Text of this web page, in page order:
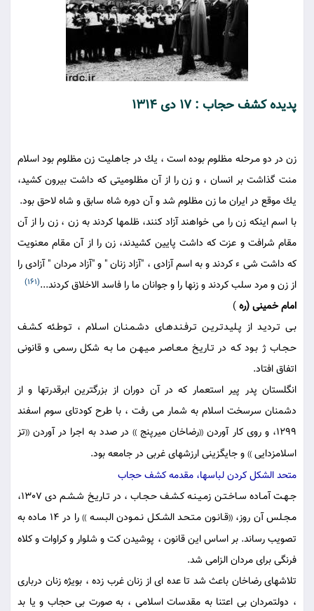
پديده كشف حجاب : 17 دى 1314
زن در دو مـرحله مظلوم بوده است ، يك در جاهليت زن مظلوم بود اسلام
منت گذاشت بر انسان ، و زن را از آن مظلوميتى كه داشت بيرون كشيد،
يك موقع در ايران ما زن مظلوم شد و آن دوره شاه سابق و شاه لاحق بود.
با اسم اينكه زن را مى خواهند آزاد كنند، ظلمها كردند به زن ، زن را از آن
مقام شرافت و عزت كه داشت پايين كشيدند، زن را از آن مقام معنويت
كه داشت شى ء كردند و به اسم آزادى ، "آزاد زنان " و "آزاد مردان " آزادى را
از زن و مرد سلب كردند و زنها را و جوانان ما را فاسد الاخلاق كردند...(161)
امام خمينى (ره)
بـى تـرديـد از پـليـدتـريـن تـرفـنـدهـاى دشـمـنـان اسـلام ، تـوطـئه كـشـف
حـجـاب ژ بـود كـه در تـاريـخ مـعـاصـر مـيـهـن مـا بـه شكل رسمى و قانونى
اتفاق افتاد.
انگلستان پدر پير استعمار كه در آن دوران از بزرگترين ابرقدرتها و از
دشمنان سرسخت اسلام به شمار مى رفت ، با طرح كودتاى سوم اسفند
1299، و روى كار آوردن
((رضاخان ميرپنج)) در صدد به اجرا در آوردن ((تز
اسلامزدايى)) و جايگزينى ارزشهاى غربى در جامعه بود.
متحد الشكل كردن لباسها، مقدمه كشف حجاب
جـهـت آمـاده سـاخـتـن زمـيـنـه كـشـف حـجـاب ، در تـاريـخ شـشـم دى 1307،
مـجـلس آن روز،((قـانـون مـتـحـد الشـكـل نـمـودن البـسـه))
را در 14 مـاده به
تصويب رساند. بر اساس اين قانون ، پوشيدن كت و شلوار و كراوات و كلاه
فرنگى براى مردان الزامى شد.
تلاشهاى رضاخان باعث شد تا عده اى از زنان غرب زده ، بويژه زنان دربارى
، دولتمردان بى اعتنا به مقدسات اسلامى ، به صورت بى حجاب و يا بد